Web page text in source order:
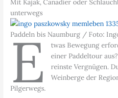
Mit Kajak, Canadier oder
unterwegs
Paddeln bis Naumburg / Foto:
E
twas Bewegung
einer Paddeltour
reinste Vergnügen.
Weinberge der
Pilgerwegs.